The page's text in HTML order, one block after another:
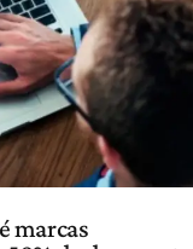
marcas